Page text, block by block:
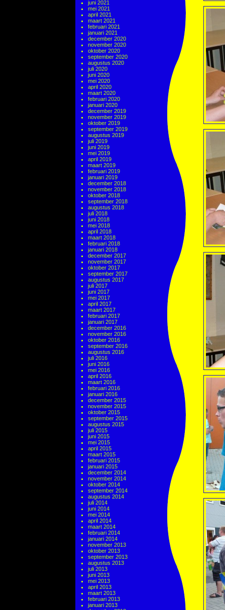
juni 2021
mei 2021
april 2021
maart 2021
februari 2021
januari 2021
december 2020
november 2020
oktober 2020
september 2020
augustus 2020
juli 2020
juni 2020
mei 2020
april 2020
maart 2020
februari 2020
januari 2020
december 2019
november 2019
oktober 2019
september 2019
augustus 2019
juli 2019
juni 2019
mei 2019
april 2019
maart 2019
februari 2019
januari 2019
december 2018
november 2018
oktober 2018
september 2018
augustus 2018
juli 2018
juni 2018
mei 2018
april 2018
maart 2018
februari 2018
januari 2018
december 2017
november 2017
oktober 2017
september 2017
augustus 2017
juli 2017
juni 2017
mei 2017
april 2017
maart 2017
februari 2017
januari 2017
december 2016
november 2016
oktober 2016
september 2016
augustus 2016
juli 2016
juni 2016
mei 2016
april 2016
maart 2016
februari 2016
januari 2016
december 2015
november 2015
oktober 2015
september 2015
augustus 2015
juli 2015
juni 2015
mei 2015
april 2015
maart 2015
februari 2015
januari 2015
december 2014
november 2014
oktober 2014
september 2014
augustus 2014
juli 2014
juni 2014
mei 2014
april 2014
maart 2014
februari 2014
januari 2014
november 2013
oktober 2013
september 2013
augustus 2013
juli 2013
juni 2013
mei 2013
april 2013
maart 2013
februari 2013
januari 2013